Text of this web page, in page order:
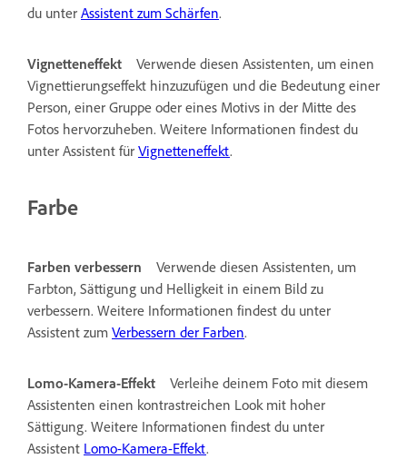
du unter Assistent zum Schärfen.
Vignetteneffekt
Verwende diesen Assistenten, um einen
Vignettierungseffekt hinzuzufügen und die Bedeutung einer
Person, einer Gruppe oder eines Motivs in der Mitte des
Fotos hervorzuheben. Weitere Informationen findest du
unter Assistent für Vignetteneffekt.
Farbe
Farben verbessern
Verwende diesen Assistenten, um
Farbton, Sättigung und Helligkeit in einem Bild zu
verbessern. Weitere Informationen findest du unter
Assistent zum Verbessern der Farben.
Lomo-Kamera-Effekt
Verleihe deinem Foto mit diesem
Assistenten einen kontrastreichen Look mit hoher
Sättigung. Weitere Informationen findest du unter
Assistent Lomo-Kamera-Effekt.